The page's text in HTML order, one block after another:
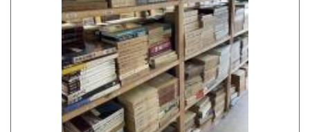
1,500円